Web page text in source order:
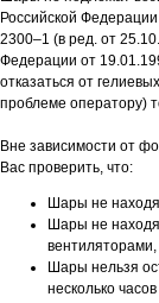
Российской
2300–1 (в ред. от
Федерации от
отказаться от
проблеме оператору)
Вне зависимости от
Вас проверить, что:
Шары не
Шары не
вентиляторами,
Шары нельзя
несколько часов